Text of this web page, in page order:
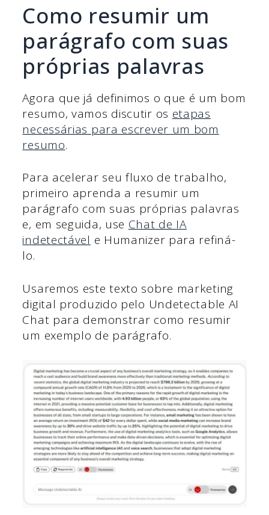
Como resumir um
parágrafo com suas
próprias palavras
Agora que já definimos o que é um bom
resumo, vamos discutir os etapas
necessárias para escrever um bom
resumo.
Para acelerar seu fluxo de trabalho,
primeiro aprenda a resumir um
parágrafo com suas próprias palavras
e, em seguida, use Chat de IA
indetectável e Humanizer para refiná-
lo.
Usaremos este texto sobre marketing
digital produzido pelo Undetectable AI
Chat para demonstrar como resumir
um exemplo de parágrafo.